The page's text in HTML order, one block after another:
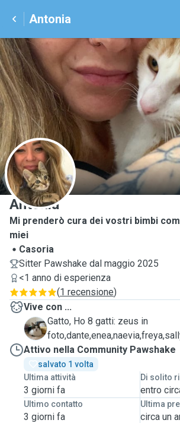
Antonia
A
Antonia
Mi prenderò cura dei vostri bimbi
miei
Casoria
Sitter Pawshake dal maggio 2025
<1 anno di esperienza
(1 recensione)
Vive con ...
H
Gatto, Ho 8 gatti: zeus in
Attivo nella Community Pawshake
salvato 1 volta
Ultima attività
3 giorni fa
Di solito
entro
Ultimo contatto
3 giorni fa
Ultima
circa un